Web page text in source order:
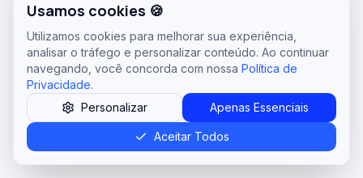
Usamos cookies 🍪
Utilizamos cookies para melhorar sua experiência,
analisar o tráfego e personalizar conteúdo. Ao continuar
navegando, você concorda com nossa Política de
Privacidade.
Personalizar
Apenas Essenciais
Aceitar Todos